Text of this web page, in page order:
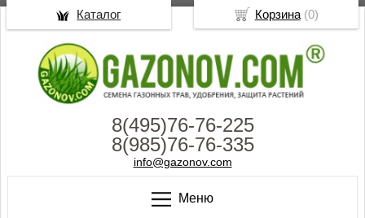
8(495)76-76-225
8(985)76-76-335
info@gazonov.com
Меню
Корзина(0)
Каталог